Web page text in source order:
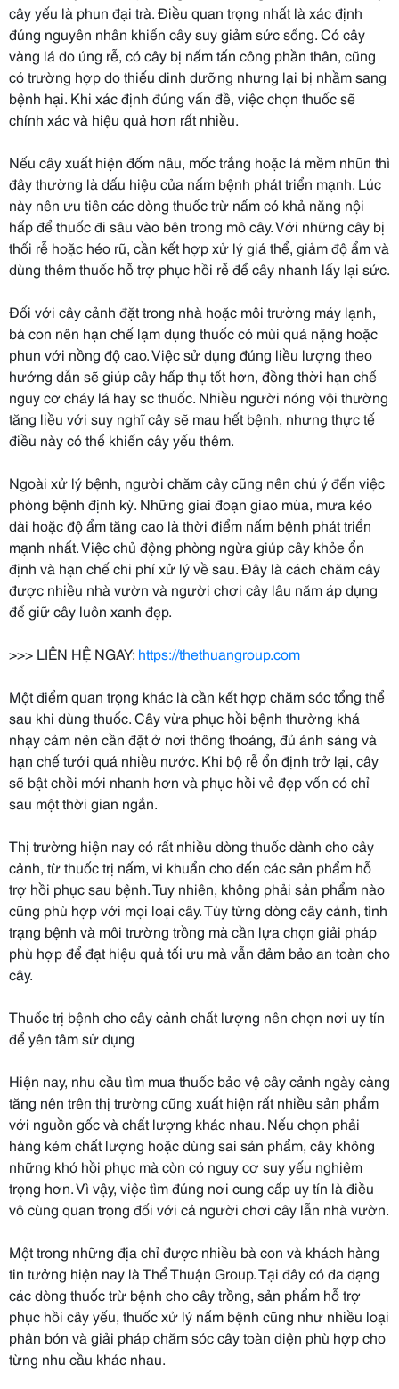
cây yếu là phun đại trà. Điều quan trọng nhất là xác định
đúng nguyên nhân khiến cây suy giảm sức sống. Có cây
vàng lá do úng rễ, có cây bị nấm tấn công phần thân, cũng
có trường hợp do thiếu dinh dưỡng nhưng lại bị nhầm sang
bệnh hại. Khi xác định đúng vấn đề, việc chọn thuốc sẽ
chính xác và hiệu quả hơn rất nhiều.
Nếu cây xuất hiện đốm nâu, mốc trắng hoặc lá mềm nhũn thì
đây thường là dấu hiệu của nấm bệnh phát triển mạnh. Lúc
này nên ưu tiên các dòng thuốc trừ nấm có khả năng nội
hấp để thuốc đi sâu vào bên trong mô cây. Với những cây bị
thối rễ hoặc héo rũ, cần kết hợp xử lý giá thể, giảm độ ẩm và
dùng thêm thuốc hỗ trợ phục hồi rễ để cây nhanh lấy lại sức.
Đối với cây cảnh đặt trong nhà hoặc môi trường máy lạnh,
bà con nên hạn chế lạm dụng thuốc có mùi quá nặng hoặc
phun với nồng độ cao. Việc sử dụng đúng liều lượng theo
hướng dẫn sẽ giúp cây hấp thụ tốt hơn, đồng thời hạn chế
nguy cơ cháy lá hay sc thuốc. Nhiều người nóng vội thường
tăng liều với suy nghĩ cây sẽ mau hết bệnh, nhưng thực tế
điều này có thể khiến cây yếu thêm.
Ngoài xử lý bệnh, người chăm cây cũng nên chú ý đến việc
phòng bệnh định kỳ. Những giai đoạn giao mùa, mưa kéo
dài hoặc độ ẩm tăng cao là thời điểm nấm bệnh phát triển
mạnh nhất. Việc chủ động phòng ngừa giúp cây khỏe ổn
định và hạn chế chi phí xử lý về sau. Đây là cách chăm cây
được nhiều nhà vườn và người chơi cây lâu năm áp dụng
để giữ cây luôn xanh đẹp.
>>> LIÊN HỆ NGAY: https://thethuangroup.com
Một điểm quan trọng khác là cần kết hợp chăm sóc tổng thể
sau khi dùng thuốc. Cây vừa phục hồi bệnh thường khá
nhạy cảm nên cần đặt ở nơi thông thoáng, đủ ánh sáng và
hạn chế tưới quá nhiều nước. Khi bộ rễ ổn định trở lại, cây
sẽ bật chồi mới nhanh hơn và phục hồi vẻ đẹp vốn có chỉ
sau một thời gian ngắn.
Thị trường hiện nay có rất nhiều dòng thuốc dành cho cây
cảnh, từ thuốc trị nấm, vi khuẩn cho đến các sản phẩm hỗ
trợ hồi phục sau bệnh. Tuy nhiên, không phải sản phẩm nào
cũng phù hợp với mọi loại cây. Tùy từng dòng cây cảnh, tình
trạng bệnh và môi trường trồng mà cần lựa chọn giải pháp
phù hợp để đạt hiệu quả tối ưu mà vẫn đảm bảo an toàn cho
cây.
Thuốc trị bệnh cho cây cảnh chất lượng nên chọn nơi uy tín
để yên tâm sử dụng
Hiện nay, nhu cầu tìm mua thuốc bảo vệ cây cảnh ngày càng
tăng nên trên thị trường cũng xuất hiện rất nhiều sản phẩm
với nguồn gốc và chất lượng khác nhau. Nếu chọn phải
hàng kém chất lượng hoặc dùng sai sản phẩm, cây không
những khó hồi phục mà còn có nguy cơ suy yếu nghiêm
trọng hơn. Vì vậy, việc tìm đúng nơi cung cấp uy tín là điều
vô cùng quan trọng đối với cả người chơi cây lẫn nhà vườn.
Một trong những địa chỉ được nhiều bà con và khách hàng
tin tưởng hiện nay là Thể Thuận Group. Tại đây có đa dạng
các dòng thuốc trừ bệnh cho cây trồng, sản phẩm hỗ trợ
phục hồi cây yếu, thuốc xử lý nấm bệnh cũng như nhiều loại
phân bón và giải pháp chăm sóc cây toàn diện phù hợp cho
từng nhu cầu khác nhau.